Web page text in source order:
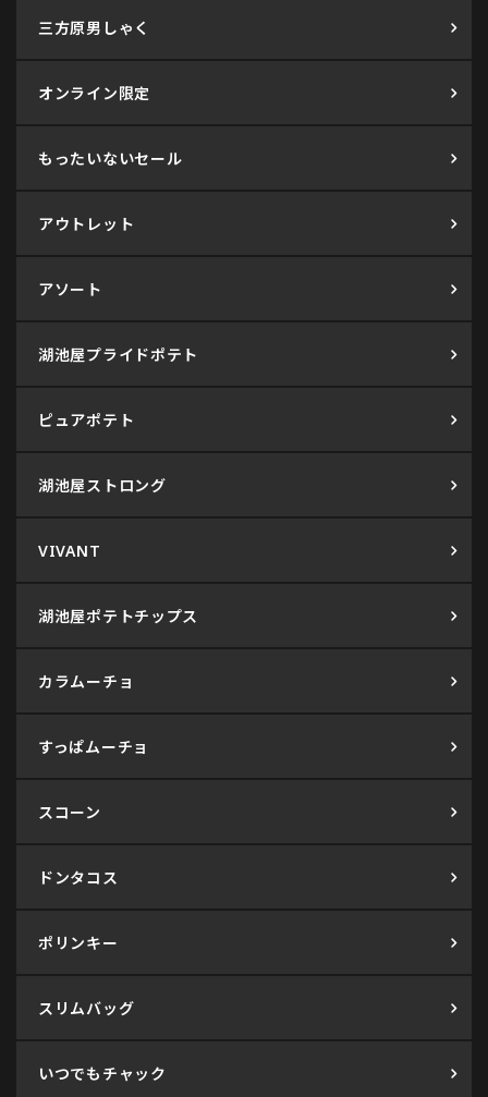
三方原男しゃく
オンライン限定
もったいないセール
アウトレット
アソート
湖池屋プライドポテト
ピュアポテト
湖池屋ストロング
VIVANT
湖池屋ポテトチップス
カラムーチョ
すっぱムーチョ
スコーン
ドンタコス
ポリンキー
スリムバッグ
いつでもチャック